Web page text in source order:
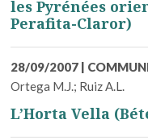
les Pyrénées
Perafita-Claror)
28/09/2007 |
Ortega M.J.; Ruiz A.L.
L’Horta Vella